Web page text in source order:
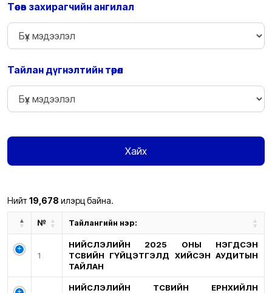
Төсөв захирагчийн ангилал
Тайлан дүгнэлтийн төрөл
Хайх
Нийт 19,678 илэрц байна.
№ Тайлангийн нэр:
1
НИЙСЛЭЛИЙН 2025 ОНЫ НЭГДСЭН
ТӨСВИЙН ГҮЙЦЭТГЭЛД ХИЙСЭН АУДИТЫН
ТАЙЛАН
НИЙСЛЭЛИЙН ТӨСВИЙН ЕРӨНХИЙЛӨН